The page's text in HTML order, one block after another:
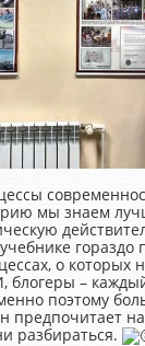
мы знаем
о которых
блогеры –
поэтому
предпочитает
разбираться.